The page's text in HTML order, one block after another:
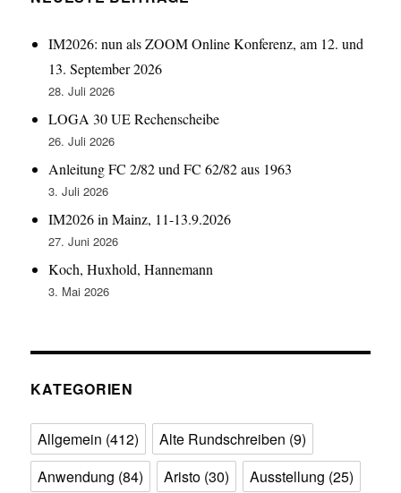
IM2026: nun als ZOOM Online Konferenz, am 12. und
13. September 2026
28. Juli 2026
LOGA 30 UE Rechenscheibe
26. Juli 2026
Anleitung FC 2/82 und FC 62/82 aus 1963
3. Juli 2026
IM2026 in Mainz, 11-13.9.2026
27. Juni 2026
Koch, Huxhold, Hannemann
3. Mai 2026
KATEGORIEN
Allgemein (412) Alte Rundschreiben (9)
Anwendung (84) Aristo (30) Ausstellung (25)